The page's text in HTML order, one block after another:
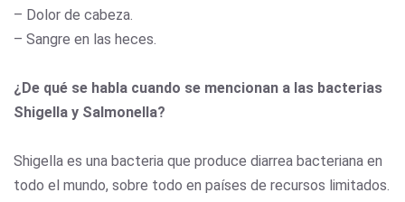
– Dolor de cabeza.
– Sangre en las heces.
¿De qué se habla cuando se mencionan a las bacterias
Shigella y Salmonella?
Shigella es una bacteria que produce diarrea bacteriana en
todo el mundo, sobre todo en países de recursos limitados.